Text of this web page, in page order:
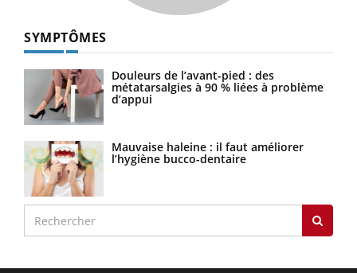
SYMPTÔMES
Douleurs de l’avant-pied : des
métatarsalgies à 90 % liées à problème
d’appui
Mauvaise haleine : il faut améliorer
l’hygiène bucco-dentaire